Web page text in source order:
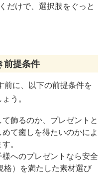
だけで、選択肢をぐっと
前提条件
前に、以下の前提条件を
う。
て飾るのか、プレゼントと
て癒しを得たいのかによ
。
様へのプレゼントなら安全
格）を満たした素材選び